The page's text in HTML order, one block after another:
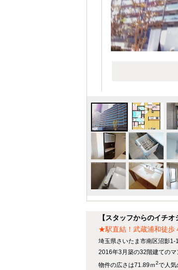
【スタッフからのイチ
★駅直結！武蔵浦和徒歩
埼玉県さいたま市南区沼影1-
2016年3月築の32階建てのマ
物件の広さは71.89ｍ2で人気